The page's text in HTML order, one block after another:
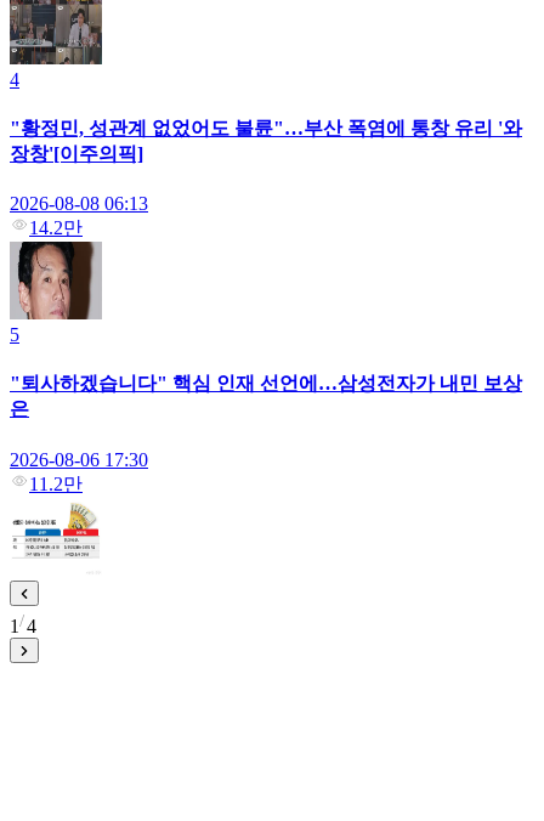
4
"황정민, 성관계 없었어도 불륜"…부산 폭염에 통창 유리 '와
장창'[이주의픽]
2026-08-08 06:13
14.2만
5
"퇴사하겠습니다" 핵심 인재 선언에…삼성전자가 내민 보상
은
2026-08-06 17:30
11.2만
1 4